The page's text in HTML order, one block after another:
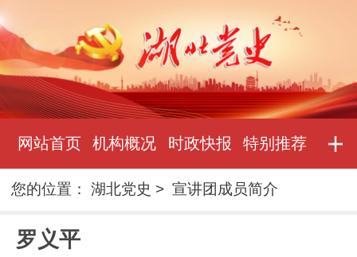
网站首页 机构概况 时政快报 特别推荐
您的位置：湖北党史 >宣讲团成员简介
罗义平